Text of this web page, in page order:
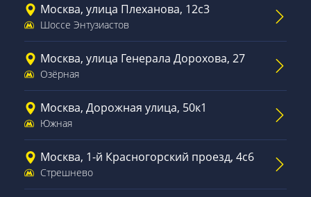
Москва, улица Плеханова, 12с3
Шоссе Энтузиастов
Москва, улица Генерала Дорохова, 27
Озёрная
Москва, Дорожная улица, 50к1
Южная
Москва, 1-й Красногорский проезд, 4с6
Стрешнево